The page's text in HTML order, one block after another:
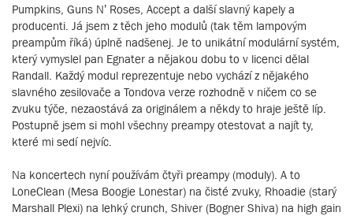
Pumpkins, Guns N’ Roses, Accept a další slavný kapely a
producenti. Já jsem z těch jeho modulů (tak těm lampovým
preampům říká) úplně nadšenej. Je to unikátní modulární systém,
který vymyslel pan Egnater a nějakou dobu to v licenci dělal
Randall. Každý modul reprezentuje nebo vychází z nějakého
slavného zesilovače a Tondova verze rozhodně v ničem co se
zvuku týče, nezaostává za originálem a někdy to hraje ještě líp.
Postupně jsem si mohl všechny preampy otestovat a najít ty,
které mi sedí nejvíc.
Na koncertech nyní používám čtyři preampy (moduly). A to
LoneClean (Mesa Boogie Lonestar) na čisté zvuky, Rhoadie (starý
Marshall Plexi) na lehký crunch, Shiver (Bogner Shiva) na high gain